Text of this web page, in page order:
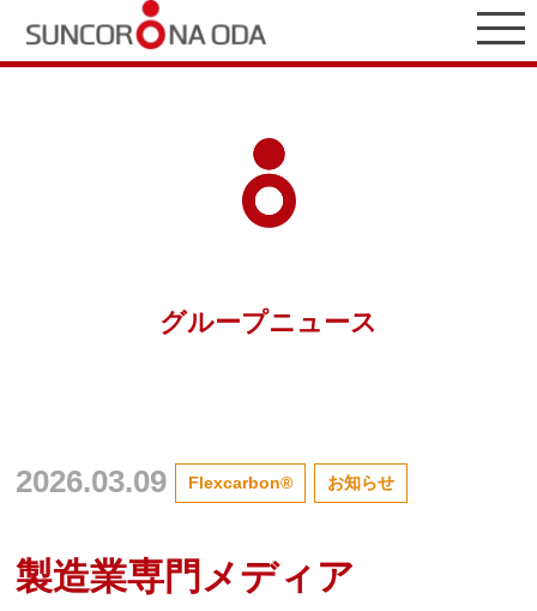
グループニュース
2026.03.09 Flexcarbon® お知らせ
製造業専門メディア